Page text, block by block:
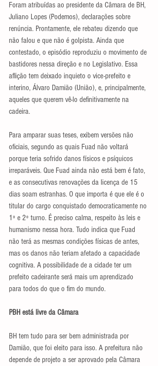
Foram atribuídas ao presidente da Câmara de BH,
Juliano Lopes (Podemos), declarações sobre
renúncia. Prontamente, ele rebateu dizendo que
não falou e que não é golpista. Ainda que
contestado, o episódio reproduziu o movimento de
bastidores nessa direção e no Legislativo. Essa
aflição tem deixado inquieto o vice-prefeito e
interino, Álvaro Damião (União), e, principalmente,
aqueles que querem vê-lo definitivamente na
cadeira.
Para amparar suas teses, exibem versões não
oficiais, segundo as quais Fuad não voltará
porque teria sofrido danos físicos e psíquicos
irreparáveis. Que Fuad ainda não está bem é fato,
e as consecutivas renovações da licença de 15
dias soam estranhas. O que importa é que ele é o
titular do cargo conquistado democraticamente no
1º e 2º turno. É preciso calma, respeito às leis e
humanismo nessa hora. Tudo indica que Fuad
não terá as mesmas condições físicas de antes,
mas os danos não teriam afetado a capacidade
cognitiva. A possibilidade de a cidade ter um
prefeito cadeirante será mais um aprendizado
para todos do que o fim do mundo.
PBH está livre da Câmara
BH tem tudo para ser bem administrada por
Damião, que foi eleito para isso. A prefeitura não
depende de projeto a ser aprovado pela Câmara